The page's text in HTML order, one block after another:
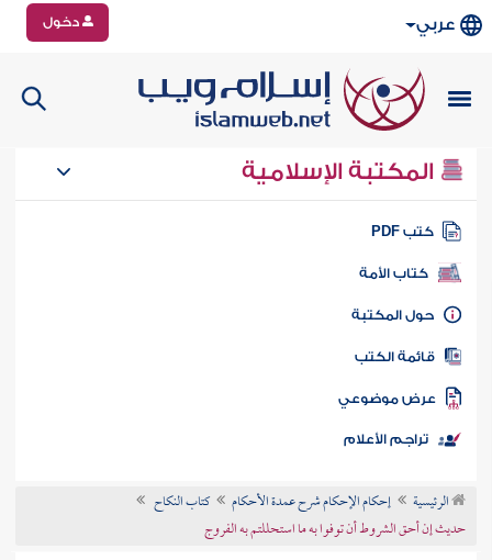
عربي دخول
المكتبة الإسلامية
كتب PDF
كتاب الأمة
المكتبة
الكتب
موضوعي
تراجم الأعلام
الرئيسية إحكام الإحكام شرح عمدة الأحكام
كتاب النكاح
حديث إن أحق الشروط أن توفوا به ما استحللتم به الفروج